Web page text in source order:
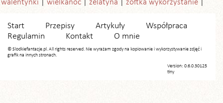
walentynki wielkanoc żelatyna żółtka wykorzystanie
Start Przepisy Artykuły
Współpraca
Regulamin
Kontakt O mnie
© Slodkiefantazje.pl. All rights reserved. Nie wyrażam zgody na kopiowanie i wykorzystywanie zdjęć i
grafik na innych stronach.
Version: 0.6.0.30125
tiny